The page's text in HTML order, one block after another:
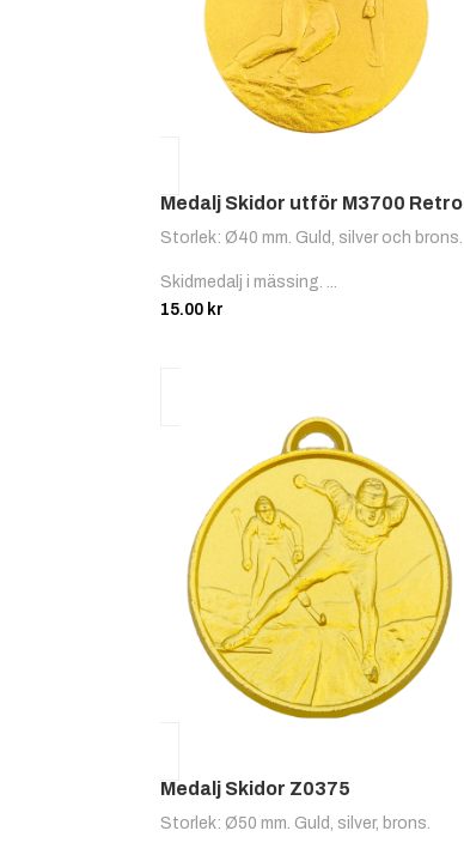
Medalj Skidor utför M3700 Retro
Storlek: Ø40 mm. Guld, silver och brons.
Skidmedalj i mässing. ...
15.00 kr
Medalj Skidor Z0375
Storlek: Ø50 mm. Guld, silver, brons.